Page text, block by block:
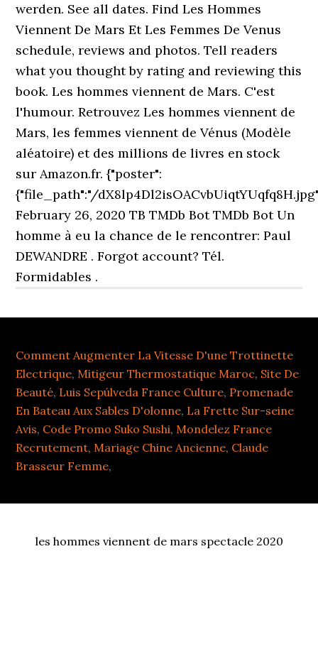
werden. See all dates. Find Les Hommes
Viennent De Mars Et Les Femmes De Venus
schedule, reviews and photos. Tell readers
what you thought by rating and reviewing this
book. Les hommes viennent de Mars. C'est
l'humour. Retrouvez Les hommes viennent de
Mars, les femmes viennent de Vénus (Modèle
aléatoire) et des millions de livres en stock
sur Amazon.fr. {"poster":
{"file_path":"/
February 26, 2020 TB TMDb Bot TMDb Bot Un
homme à eu la chance de le rencontrer: Paul
DEWANDRE . Forgot account? Tél.
Formidables .
Comment Augmenter La Vitesse D'une Trottinette
Electrique,Mitigeur Thermostatique Maroc, Site De
Beauté, Luis Sepúlveda France Culture, Promenade
En Bateau Aux Sables D'olonne, La Frette Sur-seine
Avis, Code Promo Suko Sushi,Mondelez France
Recrutement,Mariage Chine Ancienne, Claude
Brasseur Femme,
les hommes viennent de mars spectacle 2020